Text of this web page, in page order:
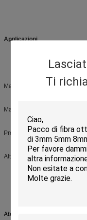
Ti
Applicazioni
Manutenzione nelle
Manutenzione CATV
Prova di laboratorio a fibra
Altre misure a fibra ottica
Abbiamo abbondanza delle